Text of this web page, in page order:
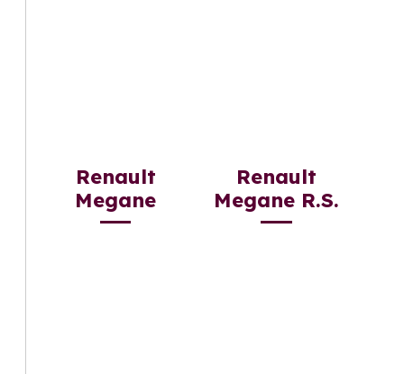
Renault
Megane
Renault
Megane R.S.